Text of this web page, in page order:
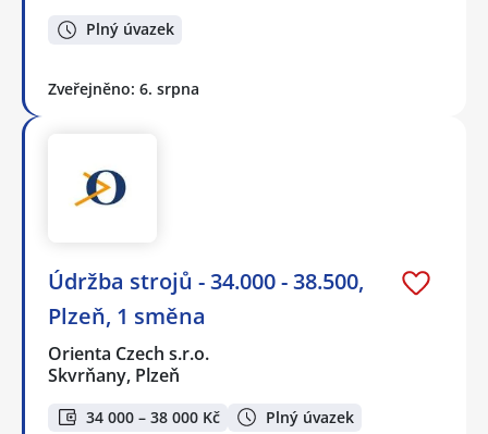
Plný úvazek
Zveřejněno: 6. srpna
Údržba strojů - 34.000 - 38.500,
Plzeň, 1 směna
Orienta Czech s.r.o.
Skvrňany, Plzeň
34 000 – 38 000 Kč Plný úvazek